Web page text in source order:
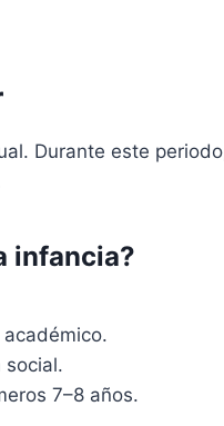
Durante este
infancia?
social.
7–8 años.